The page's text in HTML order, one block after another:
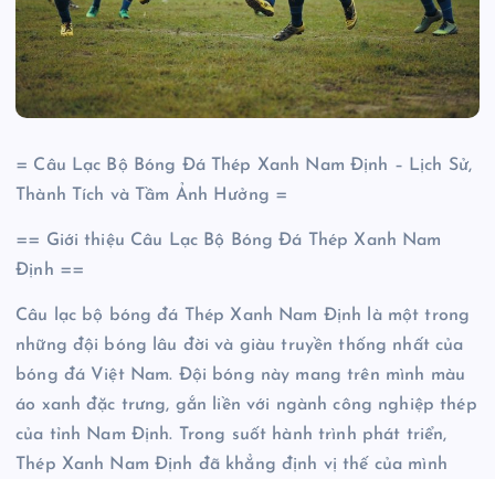
= Câu Lạc Bộ Bóng Đá Thép Xanh Nam Định – Lịch Sử,
Thành Tích và Tầm Ảnh Hưởng =
== Giới thiệu Câu Lạc Bộ Bóng Đá Thép Xanh Nam
Định ==
Câu lạc bộ bóng đá Thép Xanh Nam Định là một trong
những đội bóng lâu đời và giàu truyền thống nhất của
bóng đá Việt Nam. Đội bóng này mang trên mình màu
áo xanh đặc trưng, gắn liền với ngành công nghiệp thép
của tỉnh Nam Định. Trong suốt hành trình phát triển,
Thép Xanh Nam Định đã khẳng định vị thế của mình